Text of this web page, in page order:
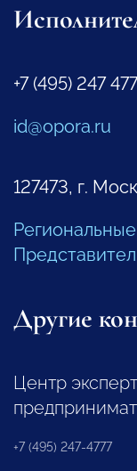
+7 (495) 247
id@opora.ru
127473, г.
Другие
Центр
+7 (495) 247-4777